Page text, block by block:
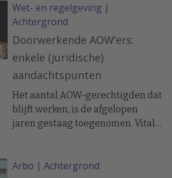
arbeidsovereenkomst ontbonden
op initiatief van de werknemer. In
het ene geval moest de werkgever
betalen, in het andere geval
hoefde dat niet.
Wet- en regelgeving |
Achtergrond
Doorwerkende AOW’ers:
enkele (juridische)
aandachtspunten
Het aantal AOW-gerechtigden dat
blijft werken, is de afgelopen
jaren gestaag toegenomen. Vitale
werkgevers die moeite hebben
Arbo | Achtergrond